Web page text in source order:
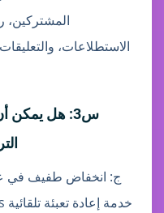
المشتركين،
الاستطلاعات،
س3: هل يمكن
ج: انخفاض طفيف في